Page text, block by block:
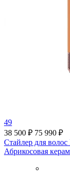
49
38 500 ₽ 75 990 ₽
Стайлер для
Абрикосовая